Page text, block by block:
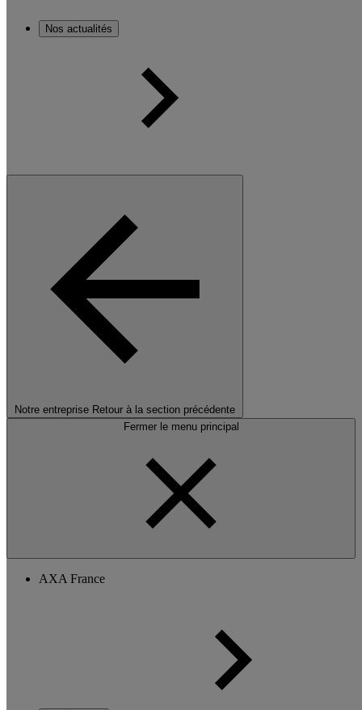
Nos actualités
Notre entreprise Retour à la section précédente
Fermer le menu principal
AXA France